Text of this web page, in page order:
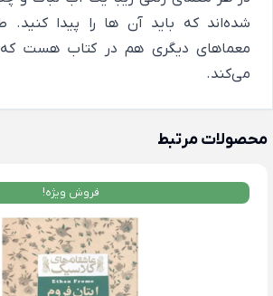
شده‌اند که باید آن ها را پیدا
معماهای دیگری هم در کتاب هست که
می‌کند.
محصولات مرتبط
فروش ویژه!